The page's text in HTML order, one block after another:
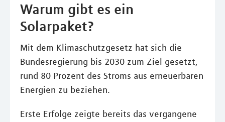
Warum gibt es ein
Solarpaket?
Mit dem Klimaschutzgesetz hat sich die
Bundesregierung bis 2030 zum Ziel gesetzt,
rund 80 Prozent des Stroms aus erneuerbaren
Energien zu beziehen.
Erste Erfolge zeigte bereits das vergangene